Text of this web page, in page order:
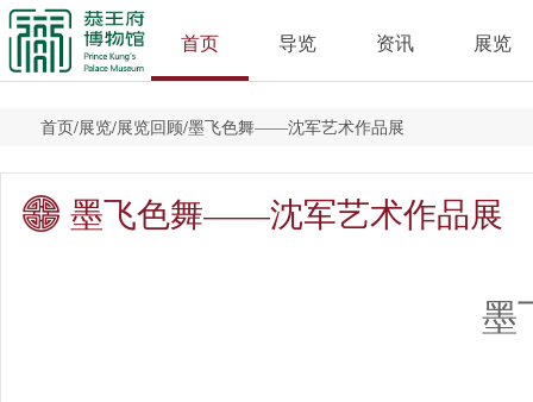
首页 导览 资讯 展览
首页/展览/展览回顾/墨飞色舞——沈军艺术作品展
墨飞色舞——沈军艺术作品展
墨